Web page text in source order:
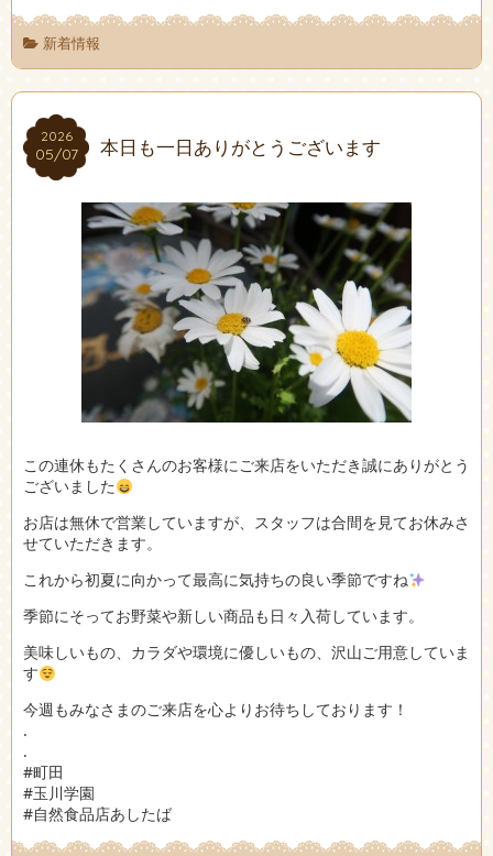
新着情報
2026
05/07
2026
05/07 本日も一日ありがとうございます
この連休もたくさんのお客様にご来店をいただき誠にありがとう
ございました
お店は無休で営業していますが、スタッフは合間を見てお休みさ
せていただきます。
これから初夏に向かって最高に気持ちの良い季節ですね
季節にそってお野菜や新しい商品も日々入荷しています。
美味しいもの、カラダや環境に優しいもの、沢山ご用意していま
す
今週もみなさまのご来店を心よりお待ちしております！
.
.
#町田
#玉川学園
#自然食品店あしたば